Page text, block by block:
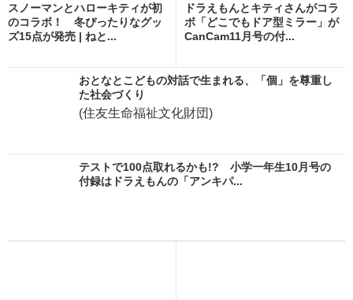
スノーマンとハローキティが初
のコラボ！ 冬ぴったりなグッ
ズ15点が発売 | ねと...
ドラえもんとキティさんがコラ
ボ「どこでもドア型ミラー」が
CanCam11月号の付...
おとなとこどもの対話で生まれる、「個」を尊重し
た社会づくり
(住友生命福祉文化財団)
テストで100点取れるかも!? 小学一年生10月号の
付録はドラえもんの「アンキパ...